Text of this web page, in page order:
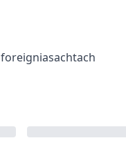
foreigniasachtach